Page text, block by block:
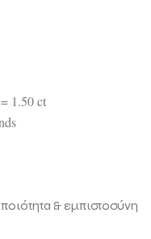
1.50 ct
ποιότητα & εμπιστοσύνη